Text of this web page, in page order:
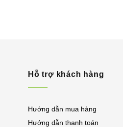
Hỗ trợ khách hàng
Hướng dẫn mua hàng
Hướng dẫn thanh toán